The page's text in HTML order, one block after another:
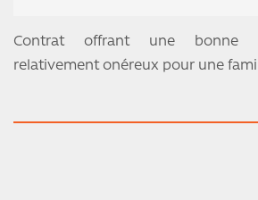
Contrat offrant une bonne
relativement onéreux pour une